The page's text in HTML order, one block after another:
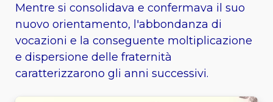
Mentre si consolidava e confermava il suo
nuovo orientamento, l'abbondanza di
vocazioni e la conseguente moltiplicazione
e dispersione delle fraternità
caratterizzarono gli anni successivi.